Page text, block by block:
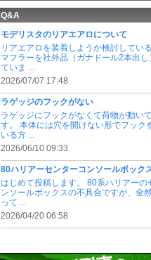
Q&A
モデリスタのリアエアロについて
リアエアロを装着しようか検討してい
マフラーを社外品（ガナドール2本出し
ていま ...
2026/07/07 17:48
ラゲッジのフックがない
ラゲッジにフックがなくて荷物が動い
す。 本体には穴を開けない形でフック
いる方 ...
2026/06/10 09:33
80ハリアーセンターコンソールボック
はじめて投稿します。 80系ハリアーの
ンソールボックスの不具合ですが、全
って ...
2026/04/20 06:58